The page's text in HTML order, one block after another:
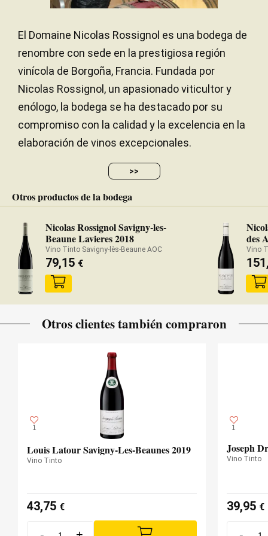
la crianza: los vinos sobre lías se extraen y se mezclan
unas semanas después sin clarificar ni filtrar.
PERÍODO DE CRIANZA Entre 10 y 20 meses
CLARIFICACIÓN Y
FILTRACIÓN
Embotellado sin filtrar ni clarificar
El Domaine Nicolas Rossignol es una bodega de
renombre con sede en la prestigiosa región
vinícola de Borgoña, Francia. Fundada por
Nicolas Rossignol, un apasionado viticultor y
enólogo, la bodega se ha destacado por su
compromiso con la calidad y la excelencia en la
elaboración de vinos excepcionales.
>>
Otros productos de la bodega
Nicolas Rossignol Savigny-les-
Beaune Lavieres 2018
Vino Tinto Savigny-lès-Beaune AOC
79,15 €
des
Vino
Otros clientes también compraron
1
Louis Latour Savigny-Les-Beaunes 2019
Vino Tinto
43,75 €
1
Joseph
Vino Tinto
39,95 €